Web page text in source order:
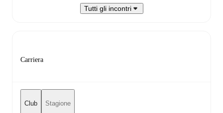
Tutti gli incontri
Carriera
Club Stagione